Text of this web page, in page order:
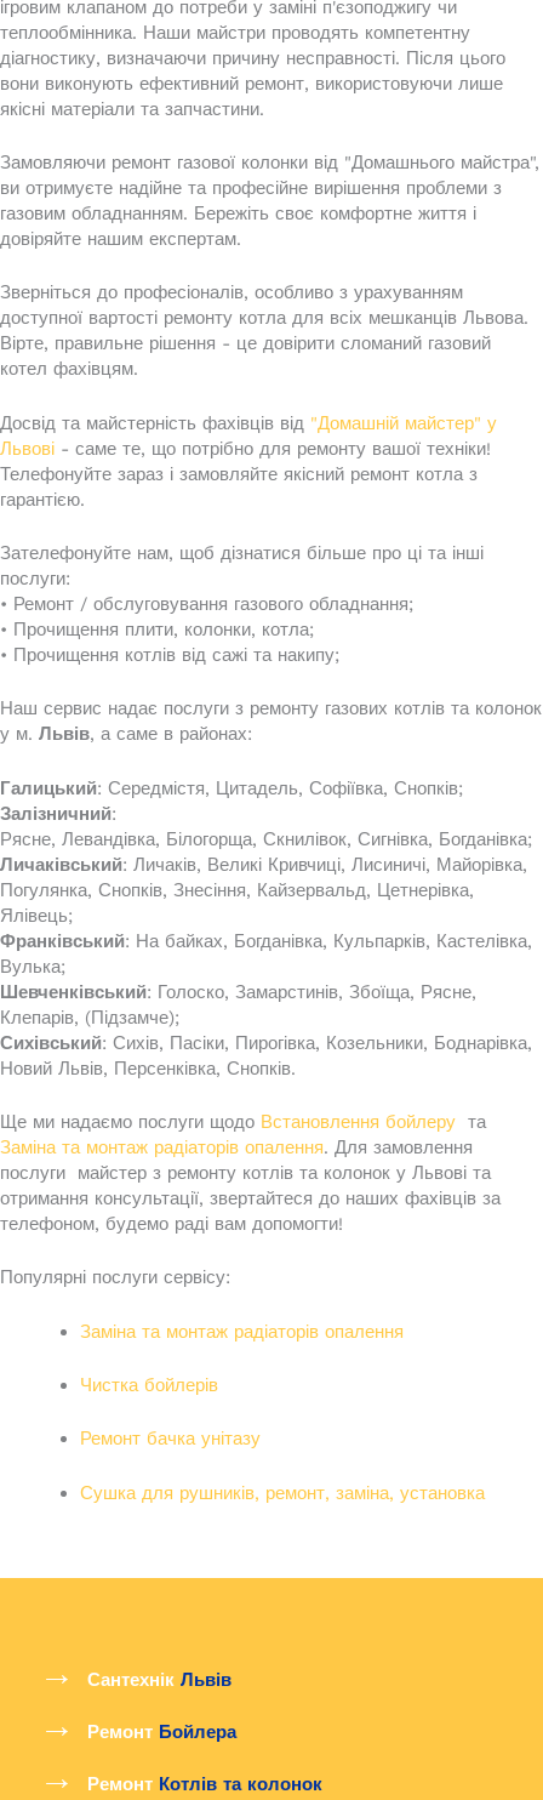
ігровим клапаном до потреби у заміні п'єзоподжигу чи
теплообмінника. Наши майстри проводять компетентну
діагностику, визначаючи причину несправності. Після цього
вони виконують ефективний ремонт, використовуючи лише
якісні матеріали та запчастини.
Замовляючи ремонт газової колонки від "Домашнього майстра",
ви отримуєте надійне та професійне вирішення проблеми з
газовим обладнанням. Бережіть своє комфортне життя і
довіряйте нашим експертам.
Зверніться до професіоналів, особливо з урахуванням
доступної вартості ремонту котла для всіх мешканців Львова.
Вірте, правильне рішення - це довірити сломаний газовий
котел фахівцям.
Досвід та майстерність фахівців від "Домашній майстер" у
Львові - саме те, що потрібно для ремонту вашої техніки!
Телефонуйте зараз і замовляйте якісний ремонт котла з
гарантією.
Зателефонуйте нам, щоб дізнатися більше про ці та інші
послуги:
• Ремонт / обслуговування газового обладнання;
• Прочищення плити, колонки, котла;
• Прочищення котлів від сажі та накипу;
Наш сервис надає послуги з ремонту газових котлів та колонок
у м. Львів, а саме в районах:
Галицький: Середмістя, Цитадель, Софіївка, Снопків;
Залізничний:
Рясне, Левандівка, Білогорща, Скнилівок, Сигнівка, Богданівка;
Личаківський: Личаків, Великі Кривчиці, Лисиничі, Майорівка,
Погулянка, Снопків, Знесіння, Кайзервальд, Цетнерівка,
Ялівець;
Франківський: На байках, Богданівка, Кульпарків, Кастелівка,
Вулька;
Шевченківський: Голоско, Замарстинів, Збоїща, Рясне,
Клепарів, (Підзамче);
Сихівський: Сихів, Пасіки, Пирогівка, Козельники, Боднарівка,
Новий Львів, Персенківка, Снопків.
Ще ми надаємо послуги щодо Встановлення бойлеру та
Заміна та монтаж радіаторів опалення. Для замовлення
послуги майстер з ремонту котлів та колонок у Львові та
отримання консультації, звертайтеся до наших фахівців за
телефоном, будемо раді вам допомогти!
Популярні послуги сервісу:
Заміна та монтаж радіаторів опалення
Чистка бойлерів
Ремонт бачка унітазу
Сушка для рушників, ремонт, заміна, установка
Сантехнік Львів
Ремонт Бойлера
Ремонт Котлів та колонок